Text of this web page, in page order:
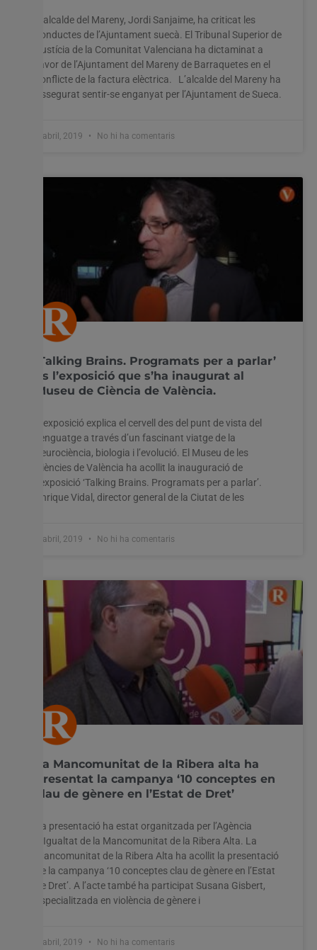
L’alcalde del Mareny, Jordi Sanjaime, ha criticat les
conductes de l’Ajuntament suecà. El Tribunal Superior de
Justícia de la Comunitat Valenciana ha dictaminat a
favor de l’Ajuntament del Mareny de Barraquetes en el
conflicte de la factura elèctrica. L’alcalde del Mareny ha
assegurat sentir-se enganyat per l’Ajuntament de Sueca.
2 abril, 2019 No hi ha comentaris
‘Talking Brains. Programats per a parlar’
és l’exposició que s’ha inaugurat al
Museu de Ciència de València.
L’exposició explica el cervell des del punt de vista del
llenguatge a través d’un fascinant viatge de la
neurociència, biologia i l’evolució. El Museu de les
Ciències de València ha acollit la inauguració de
l’exposició ‘Talking Brains. Programats per a parlar’.
Enrique Vidal, director general de la Ciutat de les
2 abril, 2019 No hi ha comentaris
La Mancomunitat de la Ribera alta ha
presentat la campanya ‘10 conceptes en
clau de gènere en l’Estat de Dret’
La presentació ha estat organitzada per l’Agència
d’Igualtat de la Mancomunitat de la Ribera Alta. La
Mancomunitat de la Ribera Alta ha acollit la presentació
de la campanya ‘10 conceptes clau de gènere en l’Estat
de Dret’. A l’acte també ha participat Susana Gisbert,
especialitzada en violència de gènere i
2 abril, 2019 No hi ha comentaris